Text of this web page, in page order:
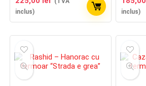
inclus)
inclus)